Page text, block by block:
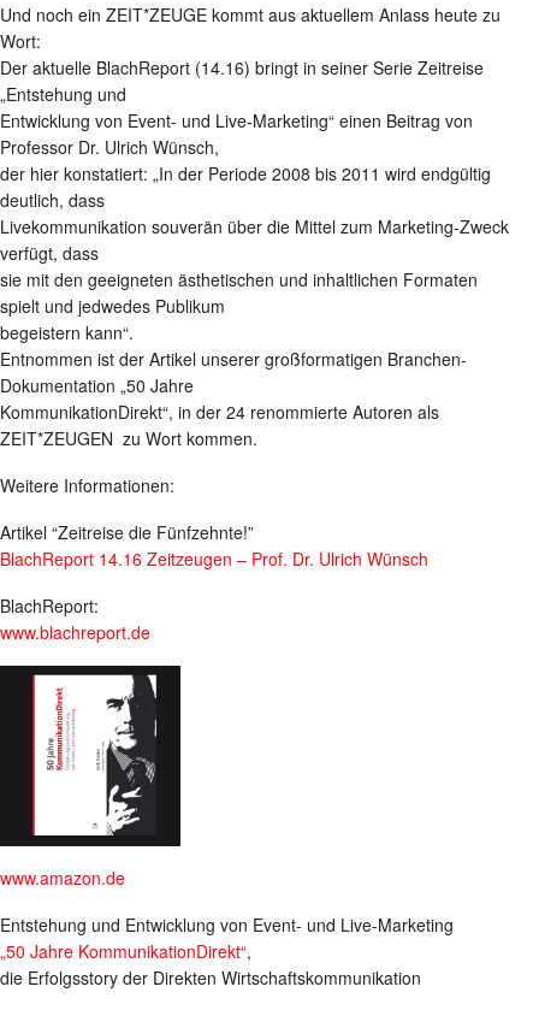
Und noch ein ZEIT*ZEUGE kommt aus aktuellem Anlass heute zu
Wort:
Der aktuelle BlachReport (14.16) bringt in seiner Serie Zeitreise
„Entstehung und
Entwicklung von Event- und Live-Marketing“ einen Beitrag von
Professor Dr. Ulrich Wünsch,
der hier konstatiert: „In der Periode 2008 bis 2011 wird endgültig
deutlich, dass
Livekommunikation souverän über die Mittel zum Marketing-Zweck
verfügt, dass
sie mit den geeigneten ästhetischen und inhaltlichen Formaten
spielt und jedwedes Publikum
begeistern kann“.
Entnommen ist der Artikel unserer großformatigen Branchen-
Dokumentation „50 Jahre
KommunikationDirekt“, in der 24 renommierte Autoren als
ZEIT*ZEUGEN zu Wort kommen.
Weitere Informationen:
Artikel “Zeitreise die Fünfzehnte!”
BlachReport 14.16 Zeitzeugen – Prof. Dr. Ulrich Wünsch
BlachReport:
www.blachreport.de
www.amazon.de
Entstehung und Entwicklung von Event- und Live-Marketing
„50 Jahre KommunikationDirekt“,
die Erfolgsstory der Direkten Wirtschaftskommunikation